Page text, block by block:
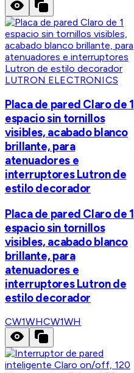
LUTRON ELECTRONICS
Placa de pared Claro de 1
espacio sin tornillos
visibles, acabado blanco
brillante, para
atenuadores e
interruptores Lutron de
estilo decorador
Placa de pared Claro de 1
espacio sin tornillos
visibles, acabado blanco
brillante, para
atenuadores e
interruptores Lutron de
estilo decorador
CW1WHCW1WH